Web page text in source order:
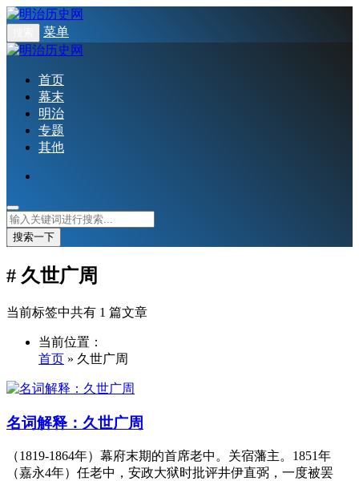
菜单
首页
幕末
明治
专题
其他
搜索一下
# 久世广周
当前标签中共有 1 篇文章
当前位置：
首页 » 久世广周
名词解释：久世广周
（1819-1864年）幕府末期的首席老中。关宿藩主。1851年
（嘉永4年）任老中，安政大狱时批评井伊直弼，一度被罢